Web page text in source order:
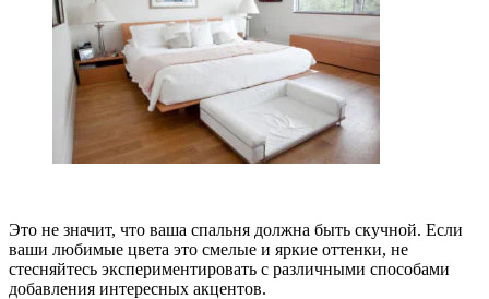
Это не значит, что ваша спальня должна быть скучной. Если
ваши любимые цвета это смелые и яркие оттенки, не
стесняйтесь экспериментировать с различными способами
добавления интересных акцентов.